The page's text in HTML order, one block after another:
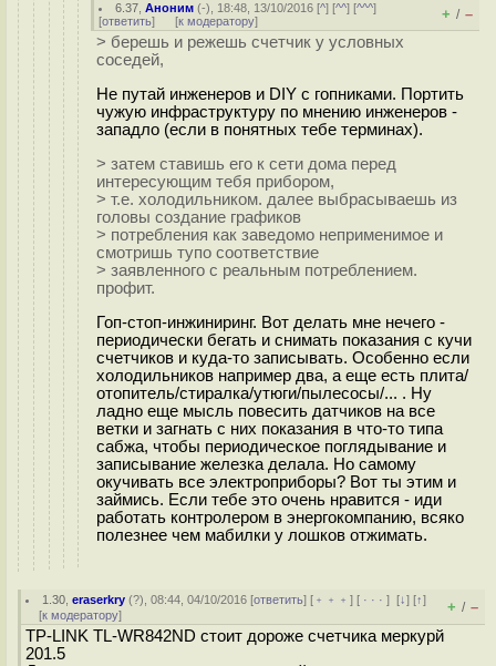
6.37 ,Аноним (-), 18:48, 13/10/2016 [^] [^^] [^^^]
[ответить] [к модератору] + / –
> берешь и режешь счетчик у условных
соседей,
Не путай инженеров и DIY с гопниками. Портить
чужую инфраструктуру по мнению инженеров -
западло (если в понятных тебе терминах).
> затем ставишь его к сети дома перед
интересующим тебя прибором,
> т.е. холодильником. далее выбрасываешь из
головы создание графиков
> потребления как заведомо неприменимое и
смотришь тупо соответствие
> заявленного с реальным потреблением.
профит.
Гоп-стоп-инжиниринг. Вот делать мне нечего -
периодически бегать и снимать показания с кучи
счетчиков и куда-то записывать. Особенно если
холодильников например два, а еще есть плита/
отопитель/стиралка/утюги/пылесосы/... . Ну
ладно еще мысль повесить датчиков на все
ветки и загнать с них показания в что-то типа
сабжа, чтобы периодическое поглядывание и
записывание железка делала. Но самому
окучивать все электроприборы? Вот ты этим и
займись. Если тебе это очень нравится - иди
работать контролером в энергокомпанию, всяко
полезнее чем мабилки у лошков отжимать.
1.30 ,eraserkry (?), 08:44, 04/10/2016 [ответить] [ ﹢﹢﹢] [ · · ·][↓] [↑]
[к модератору] + / –
TP-LINK TL-WR842ND стоит дороже счетчика меркурй
201.5